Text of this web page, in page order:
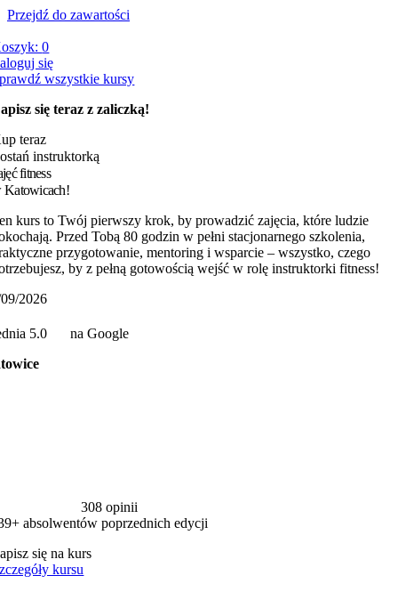
Przejdź do zawartości
0
się
wszystkie kursy
się teraz z zaliczką!
teraz
instruktorką
fitness
Katowicach!
kurs to Twój pierwszy krok, by prowadzić zajęcia, które ludzie
Przed Tobą 80 godzin w pełni stacjonarnego szkolenia,
przygotowanie, mentoring i wsparcie – wszystko, czego
by z pełną gotowością wejść w rolę instruktorki fitness!
2026
5.0
na Google
308 opinii
absolwentów poprzednich edycji
się na kurs
kursu